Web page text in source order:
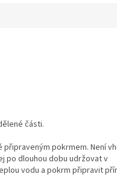
části.
pokrmem. Není
po dlouhou dobu udržovat v
vodu a pokrm připravit